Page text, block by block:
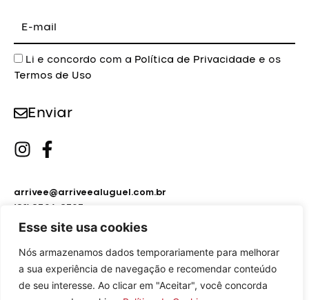
Esse site usa cookies
Nós armazenamos dados temporariamente para melhorar
a sua experiência de navegação e recomendar conteúdo
de seu interesse. Ao clicar em "Aceitar", você concorda
mail
AceiteLi e concordo com a Política de Privacidade e os
Termos de Uso
Enviar
arrivee@arriveealuguel.com.br
(21) 2596-8795
(21) 2451-9297